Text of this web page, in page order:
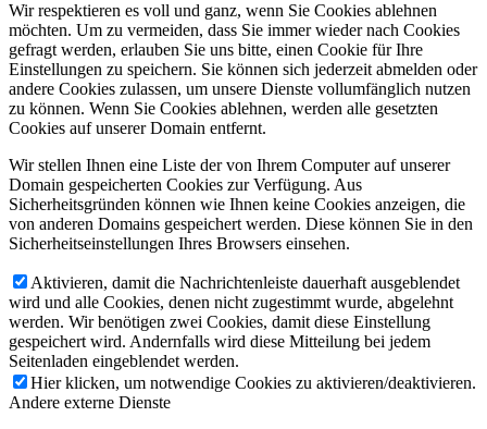
Wir respektieren es voll und ganz, wenn Sie Cookies ablehnen
möchten. Um zu vermeiden, dass Sie immer wieder nach Cookies
gefragt werden, erlauben Sie uns bitte, einen Cookie für Ihre
Einstellungen zu speichern. Sie können sich jederzeit abmelden oder
andere Cookies zulassen, um unsere Dienste vollumfänglich nutzen
zu können. Wenn Sie Cookies ablehnen, werden alle gesetzten
Cookies auf unserer Domain entfernt.
Wir stellen Ihnen eine Liste der von Ihrem Computer auf unserer
Domain gespeicherten Cookies zur Verfügung. Aus
Sicherheitsgründen können wie Ihnen keine Cookies anzeigen, die
von anderen Domains gespeichert werden. Diese können Sie in den
Sicherheitseinstellungen Ihres Browsers einsehen.
Aktivieren, damit die Nachrichtenleiste dauerhaft ausgeblendet
wird und alle Cookies, denen nicht zugestimmt wurde, abgelehnt
werden. Wir benötigen zwei Cookies, damit diese Einstellung
gespeichert wird. Andernfalls wird diese Mitteilung bei jedem
Seitenladen eingeblendet werden.
Hier klicken, um notwendige Cookies zu aktivieren/deaktivieren.
Andere externe Dienste